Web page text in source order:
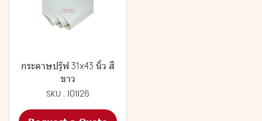
กระดาษปรู๊ฟ 31x43 นิ้ว สี
ขาว
SKU : 101126